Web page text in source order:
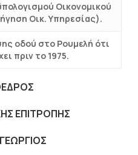
Οικονομικού
Οικ. Υπηρεσίας).
οδού στο Ρουμελή ότι
πριν το 1975.
ΕΠΙΤΡΟΠΗΣ